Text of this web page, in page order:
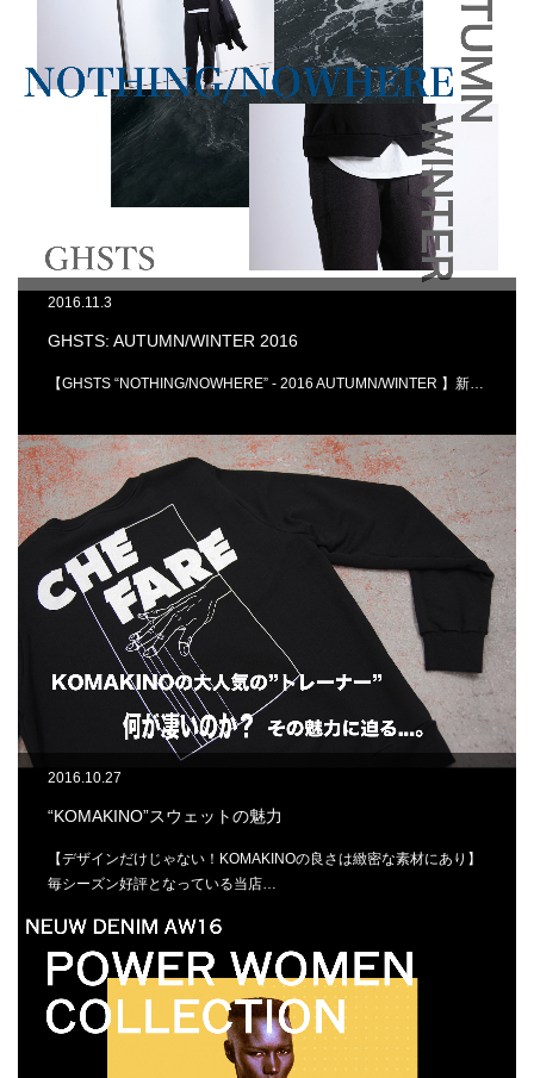
2016.11.3
GHSTS: AUTUMN/WINTER 2016
【GHSTS “NOTHING/NOWHERE” - 2016 AUTUMN/WINTER 】新…
2016.10.27
“KOMAKINO”スウェットの魅力
【デザインだけじゃない！KOMAKINOの良さは緻密な素材にあり】
毎シーズン好評となっている当店…